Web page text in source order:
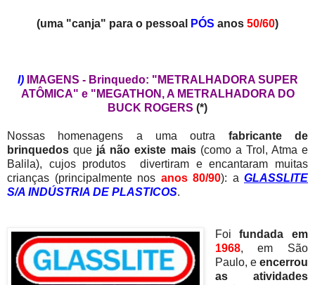
(uma "canja" para o pessoal PÓS anos 50/60)
I)
IMAGENS - Brinquedo: "METRALHADORA SUPER
ATÔMICA" e "MEGATHON, A METRALHADORA DO
BUCK ROGERS (*)
Nossas homenagens a uma outra fabricante de
brinquedos que já não existe mais (como a Trol, Atma e
Balila), cujos produtos divertiram e encantaram muitas
crianças (principalmente nos anos 80/90): a GLASSLITE
S/A INDÚSTRIA DE PLASTICOS.
Foifundada em
1968, em São
Paulo, e encerrou
as atividades